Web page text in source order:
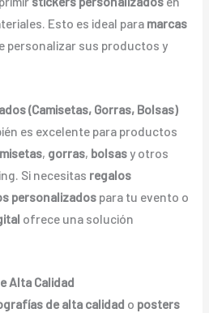
Esto es ideal para marcas
personalizar sus productos y
(Camisetas, Gorras, Bolsas)
es excelente para productos
, gorras, bolsasy otros
Si necesitas regalos
personalizadospara tu evento o
ofrece una solución
Alta Calidad
de alta calidad o posters